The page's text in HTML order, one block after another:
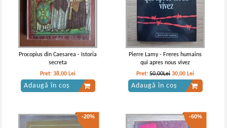
Procopius din Caesarea - Istoria
secreta
Pret:38,00 Lei
Adaugă în coș
Pierre Lamy - Freres humains
qui apres nous vivez
Pret:50,00Lei 30,00 Lei
Adaugă în coș
-20% -60%